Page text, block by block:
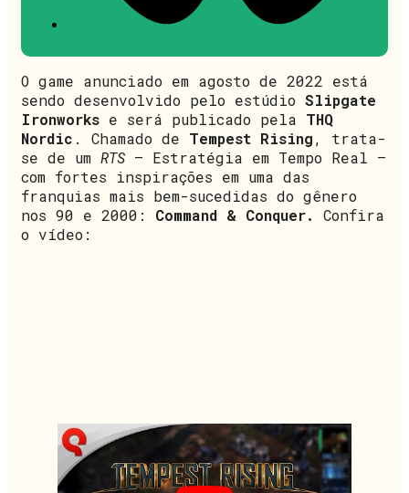
O game anunciado em agosto de 2022 está
sendo desenvolvido pelo estúdio Slipgate
Ironworks e será publicado pela THQ
Nordic . Chamado de Tempest Rising, trata-
se de um RTS – Estratégia em Tempo Real –
com fortes inspirações em uma das
franquias mais bem-sucedidas do gênero
nos 90 e 2000: Command & Conquer.
Confira
o vídeo: